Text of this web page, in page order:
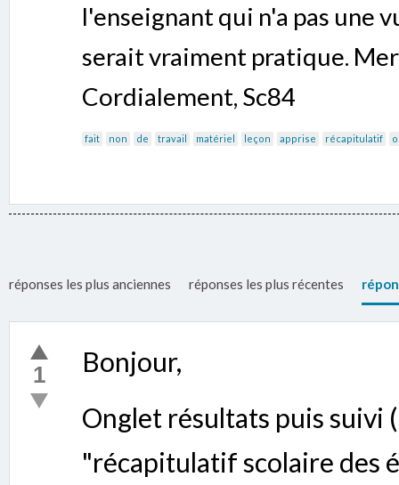
l'enseignant qui n'a pas une
serait vraiment pratique.
Cordialement, Sc84
fait non de travail matériel leçon apprise récapitulatif
réponses les plus anciennes réponses les plus récentes
1
Bonjour,
Onglet résultats puis suivi
"récapitulatif scolaire des